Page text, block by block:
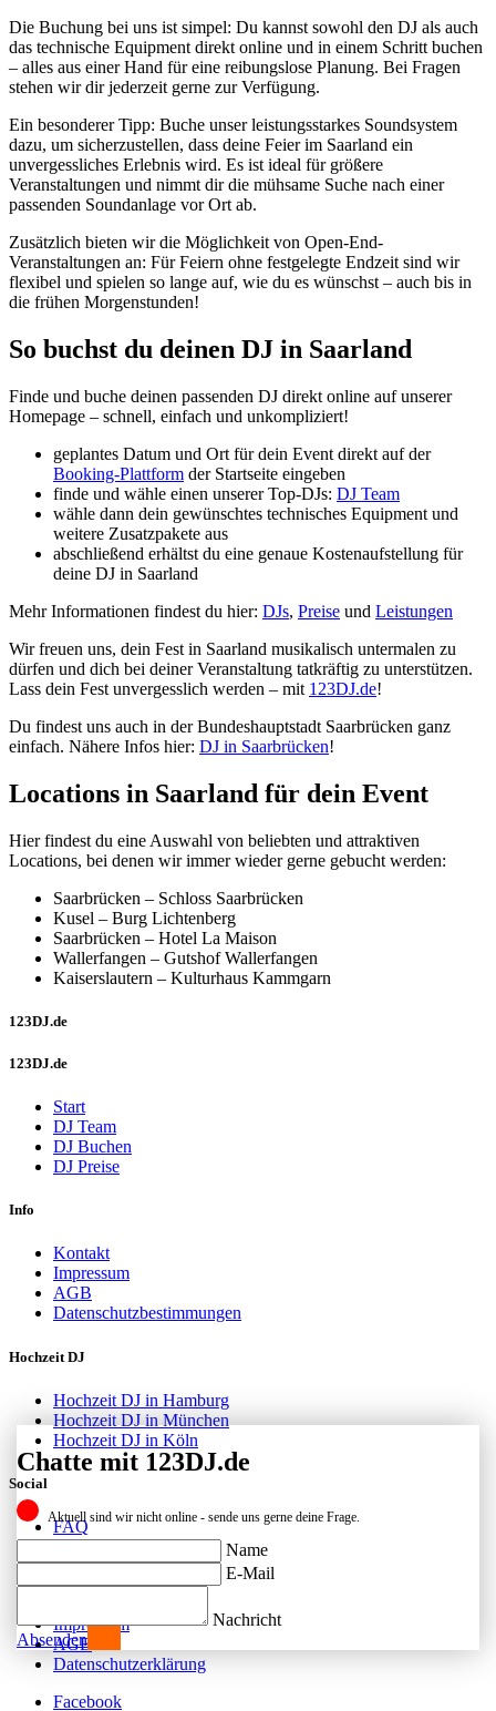
Die Buchung bei uns ist simpel: Du kannst sowohl den DJ als auch
das technische Equipment direkt online und in einem Schritt buchen
– alles aus einer Hand für eine reibungslose Planung. Bei Fragen
stehen wir dir jederzeit gerne zur Verfügung.
Ein besonderer Tipp: Buche unser leistungsstarkes Soundsystem
dazu, um sicherzustellen, dass deine Feier im Saarland ein
unvergessliches Erlebnis wird. Es ist ideal für größere
Veranstaltungen und nimmt dir die mühsame Suche nach einer
passenden Soundanlage vor Ort ab.
Zusätzlich bieten wir die Möglichkeit von Open-End-
Veranstaltungen an: Für Feiern ohne festgelegte Endzeit sind wir
flexibel und spielen so lange auf, wie du es wünschst – auch bis in
die frühen Morgenstunden!
So buchst du deinen DJ in Saarland
Finde und buche deinen passenden DJ direkt online auf unserer
Homepage – schnell, einfach und unkompliziert!
geplantes Datum und Ort für dein Event direkt auf der
Booking-Plattform der Startseite eingeben
finde und wähle einen unserer Top-DJs: DJ Team
wähle dann dein gewünschtes technisches Equipment und
weitere Zusatzpakete aus
abschließend erhältst du eine genaue Kostenaufstellung für
deine DJ in Saarland
Mehr Informationen findest du hier: DJs, Preise und Leistungen
Wir freuen uns, dein Fest in Saarland musikalisch untermalen zu
dürfen und dich bei deiner Veranstaltung tatkräftig zu unterstützen.
Lass dein Fest unvergesslich werden – mit 123DJ.de!
Du findest uns auch in der Bundeshauptstadt Saarbrücken ganz
einfach. Nähere Infos hier: DJ in Saarbrücken!
Locations in Saarland für dein Event
Hier findest du eine Auswahl von beliebten und attraktiven
Locations, bei denen wir immer wieder gerne gebucht werden:
Saarbrücken – Schloss Saarbrücken
Kusel – Burg Lichtenberg
Saarbrücken – Hotel La Maison
Wallerfangen – Gutshof Wallerfangen
Kaiserslautern – Kulturhaus Kammgarn
123DJ.de
123DJ.de
Start
DJ Team
DJ Buchen
DJ Preise
Info
Kontakt
Impressum
AGB
Datenschutzbestimmungen
Hochzeit DJ
Hochzeit DJ in Hamburg
Hochzeit DJ in München
Hochzeit DJ in Köln
Social
FAQ
Facebook
Instagram
Impressum
AGB
Datenschutzerklärung
Facebook
Chatte mit 123DJ.de
Aktuell sind wir nicht online - sende uns gerne deine Frage.
Name
E-Mail
Nachricht
Absenden